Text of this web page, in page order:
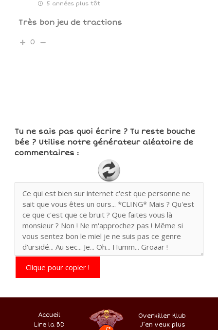
5 années plus tôt
Très bon jeu de tractions
0
Tu ne sais pas quoi écrire ? Tu reste bouche
bée ? Utilise notre générateur aléatoire de
commentaires :
Clique pour copier !
.
Accueil
–
Lire la BD – J’en veux plus
–
Overkiller Klub
–